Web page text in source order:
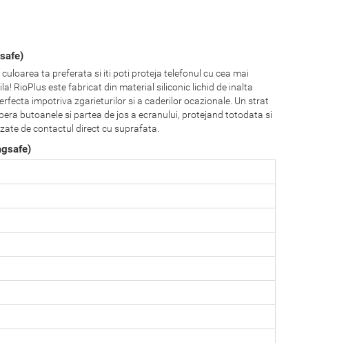
ta preferata si iti poti proteja telefonul cu cea mai
RioPlus este fabricat din material siliconic lichid de inalta
impotriva zgarieturilor si a caderilor ocazionale. Un strat
butoanele si partea de jos a ecranului, protejand totodata si
de contactul direct cu suprafata.